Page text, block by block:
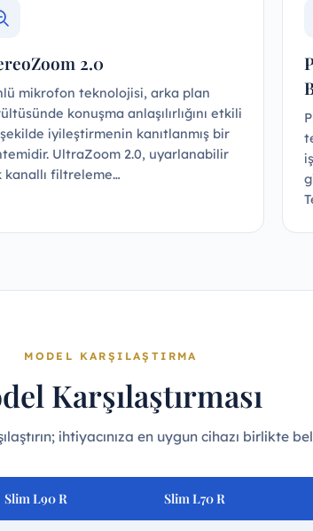
2.0
mikrofon teknolojisi, arka plan
konuşma anlaşılırlığını etkili
iyileştirmenin kanıtlanmış bir
UltraZoom 2.0, uyarlanabilir
kanallı filtreleme…
MODEL KARŞILAŞTIRMA
Karşılaştırması
ihtiyacınıza en uygun cihazı birlikte
Slim L90R Slim L70R